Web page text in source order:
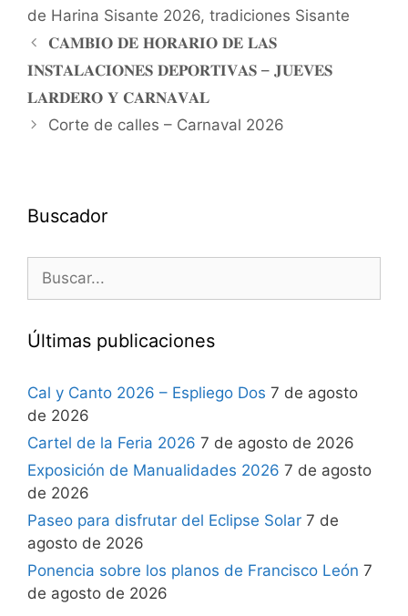
de Harina Sisante 2026, tradiciones Sisante
𝐂𝐀𝐌𝐁𝐈𝐎 𝐃𝐄 𝐇𝐎𝐑𝐀𝐑𝐈𝐎 𝐃𝐄 𝐋𝐀𝐒
𝐈𝐍𝐒𝐓𝐀𝐋𝐀𝐂𝐈𝐎𝐍𝐄𝐒 𝐃𝐄𝐏𝐎𝐑𝐓𝐈𝐕𝐀𝐒 – 𝐉𝐔𝐄𝐕𝐄𝐒
𝐋𝐀𝐑𝐃𝐄𝐑𝐎 𝐘 𝐂𝐀𝐑𝐍𝐀𝐕𝐀𝐋
Corte de calles – Carnaval 2026
Buscador
Últimas publicaciones
Cal y Canto 2026 – Espliego Dos 7 de agosto
de 2026
Cartel de la Feria 2026 7 de agosto de 2026
Exposición de Manualidades 2026 7 de agosto
de 2026
Paseo para disfrutar del Eclipse Solar 7 de
agosto de 2026
Ponencia sobre los planos de Francisco León 7
de agosto de 2026